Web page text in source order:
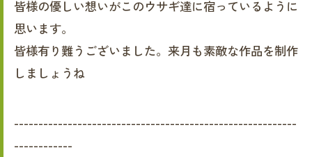
皆様の優しい想いがこのウサギ達に宿っているように
思います。
皆様有り難うございました。来月も素敵な作品を制作
しましょうね
----------------------------------------------------------
------------